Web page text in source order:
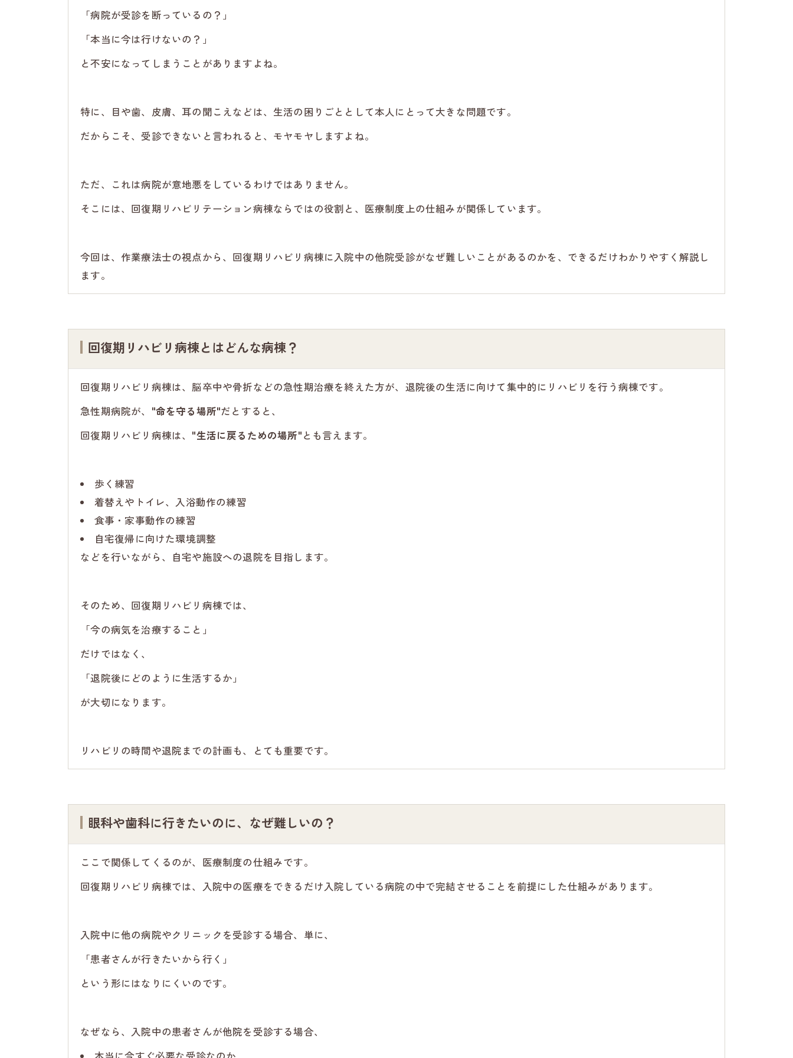
「病院が受診を断っているの？」
「本当に今は行けないの？」
と不安になってしまうことがありますよね。
特に、目や歯、皮膚、耳の聞こえなどは、生活の困りごととして本人にとって大きな問題です。
だからこそ、受診できないと言われると、モヤモヤしますよね。
ただ、これは病院が意地悪をしているわけではありません。
そこには、回復期リハビリテーション病棟ならではの役割と、医療制度上の仕組みが関係しています。
今回は、作業療法士の視点から、回復期リハビリ病棟に入院中の他院受診がなぜ難しいことがあるのかを、できるだけわかりやすく解説し
ます。
回復期リハビリ病棟とはどんな病棟？
回復期リハビリ病棟は、脳卒中や骨折などの急性期治療を終えた方が、退院後の生活に向けて集中的にリハビリを行う病棟です。
急性期病院が、 "命を守る場所"だとすると、
回復期リハビリ病棟は、 "生活に戻るための場所"とも言えます。
歩く練習
着替えやトイレ、入浴動作の練習
食事・家事動作の練習
自宅復帰に向けた環境調整
などを行いながら、自宅や施設への退院を目指します。
そのため、回復期リハビリ病棟では、
「今の病気を治療すること」
だけではなく、
「退院後にどのように生活するか」
が大切になります。
リハビリの時間や退院までの計画も、とても重要です。
眼科や歯科に行きたいのに、なぜ難しいの？
ここで関係してくるのが、医療制度の仕組みです。
回復期リハビリ病棟では、入院中の医療をできるだけ入院している病院の中で完結させることを前提にした仕組みがあります。
入院中に他の病院やクリニックを受診する場合、単に、
「患者さんが行きたいから行く」
という形にはなりにくいのです。
なぜなら、入院中の患者さんが他院を受診する場合、